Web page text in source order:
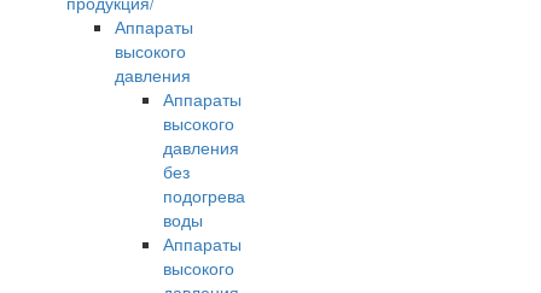
Аппараты
высокого
давления
Аппараты
высокого
давления
без
подогрева
воды
Аппараты
высокого